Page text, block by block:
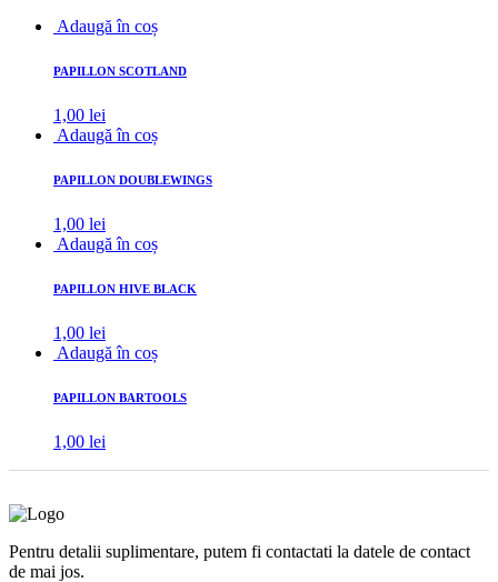
Adaugă în coș
PAPILLON SCOTLAND
1,00 lei
Adaugă în coș
PAPILLON DOUBLEWINGS
1,00 lei
Adaugă în coș
PAPILLON HIVE BLACK
1,00 lei
Adaugă în coș
PAPILLON BARTOOLS
1,00 lei
Pentru detalii suplimentare, putem fi contactati la datele de contact
de mai jos.